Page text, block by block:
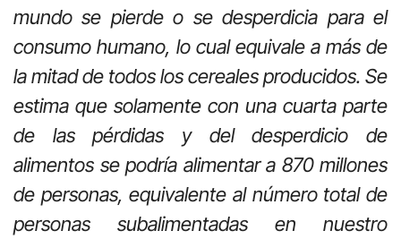
mundo se pierde o se desperdicia para el
consumo humano, lo cual equivale a más de
la mitad de todos los cereales producidos. Se
estima que solamente con una cuarta parte
de las pérdidas y del desperdicio de
alimentos se podría alimentar a 870 millones
de personas, equivalente al número total de
personas subalimentadas en nuestro